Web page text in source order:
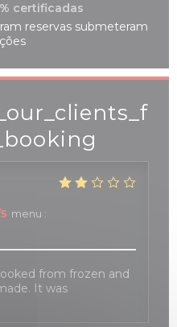
menu :
from frozen and
It was
certificadas
reservas submeteram